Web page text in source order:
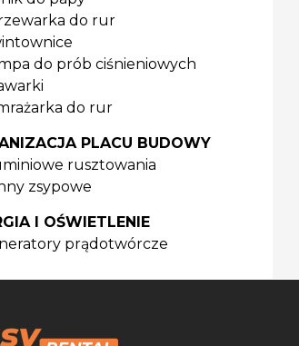
do rur
do prób ciśnieniowych
do rur
PLACU BUDOWY
rusztowania
zsypowe
I OŚWIETLENIE
prądotwórcze